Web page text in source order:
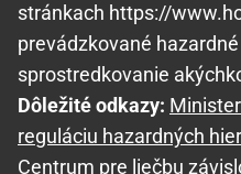
stránkach https://
prevádzkované
sprostredkovanie
Dôležité odkazy:
reguláciu hazardných hier
Centrum pre liečbu